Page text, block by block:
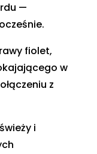
—
fiolet,
w
z
i